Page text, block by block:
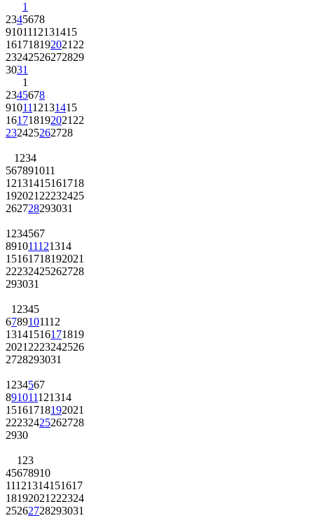
1
2345678
9101112131415
16171819202122
23242526272829
3031
1
2345678
9101112131415
16171819202122
232425262728
1234
567891011
12131415161718
19202122232425
262728293031
1234567
891011121314
15161718192021
22232425262728
293031
12345
6789101112
13141516171819
20212223242526
2728293031
1234567
891011121314
15161718192021
22232425262728
2930
123
45678910
11121314151617
18192021222324
25262728293031